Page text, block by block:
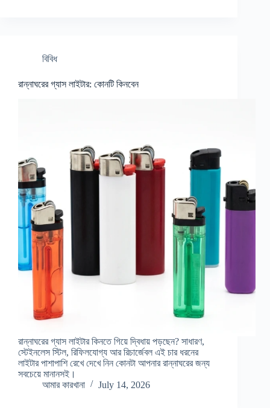
বিবিধ
রান্নাঘরের গ্যাস লাইটার: কোনটি কিনবেন
রান্নাঘরের গ্যাস লাইটার কিনতে গিয়ে দ্বিধায় পড়ছেন? সাধারণ,
স্টেইনলেস স্টিল, রিফিলযোগ্য আর রিচার্জেবল এই চার ধরনের
লাইটার পাশাপাশি রেখে দেখে নিন কোনটা আপনার রান্নাঘরের জন্য
সবচেয়ে মানানসই।
আমার কারখানা
July 14, 2026